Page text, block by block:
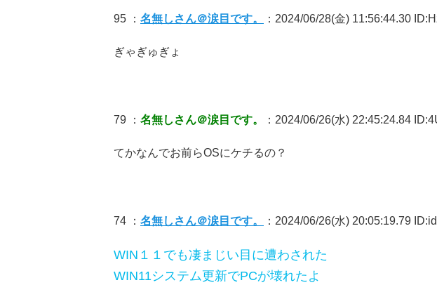
95 ： 名無しさん＠涙目です。 ：2024/06/28(金) 11:56:44.30
ぎゃぎゅぎょ
79 ： 名無しさん＠涙目です。 ：2024/06/26(水) 22:45:24.84
てかなんでお前らOSにケチるの？
74 ： 名無しさん＠涙目です。 ：2024/06/26(水) 20:05:19.79
WIN１１でも凄まじい目に遭わされた
WIN11システム更新でPCが壊れたよ